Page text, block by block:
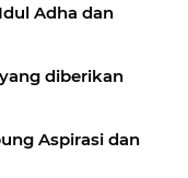
Adha dan
diberikan
Aspirasi dan